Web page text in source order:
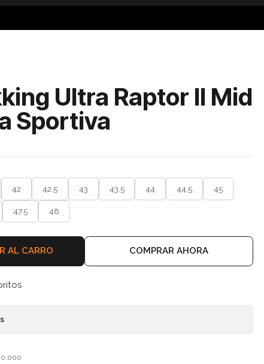
Ultra Raptor II Mid
Sportiva
42 42.5 43 43.5 44 44.5 45
47.5 48
AL CARRO COMPRAR AHORA